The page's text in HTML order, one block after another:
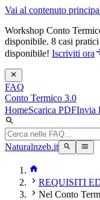
Vai al contenuto
Workshop Conto
disponibile. 8 casi pratici
disponibile! Iscriviti ora
FAQ
Conto Termico 3.0
HomeScarica PDFInvia
Naturalnzeb.it
REQUISITI
Nel Conto